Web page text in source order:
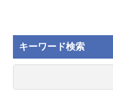
キーワード検索